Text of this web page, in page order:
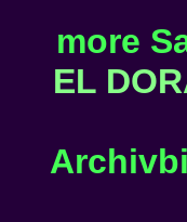
more
EL